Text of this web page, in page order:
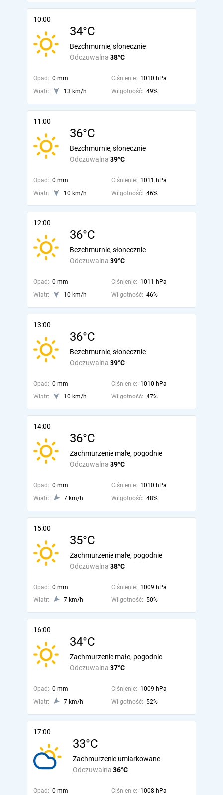
10:00
34°C
Odczuwalna 38°C
Bezchmurnie, słonecznie
Opad: 0 mm Ciśnienie: 1010 hPa
Wiatr:
13 km/h Wilgotność: 49%
11:00
36°C
Odczuwalna 39°C
Bezchmurnie, słonecznie
Opad: 0 mm Ciśnienie: 1011 hPa
Wiatr:
10 km/h Wilgotność: 46%
12:00
36°C
Odczuwalna 39°C
Bezchmurnie, słonecznie
Opad: 0 mm Ciśnienie: 1011 hPa
Wiatr:
10 km/h Wilgotność: 46%
13:00
36°C
Odczuwalna 39°C
Bezchmurnie, słonecznie
Opad: 0 mm Ciśnienie: 1010 hPa
Wiatr:
10 km/h Wilgotność: 47%
14:00
36°C
Odczuwalna 39°C
Zachmurzenie małe, pogodnie
Opad: 0 mm Ciśnienie: 1010 hPa
Wiatr:
7 km/h Wilgotność: 48%
15:00
35°C
Odczuwalna 38°C
Zachmurzenie małe, pogodnie
Opad: 0 mm Ciśnienie: 1009 hPa
Wiatr:
7 km/h Wilgotność: 50%
16:00
34°C
Odczuwalna 37°C
Zachmurzenie małe, pogodnie
Opad: 0 mm Ciśnienie: 1009 hPa
Wiatr:
7 km/h Wilgotność: 52%
17:00
33°C
Odczuwalna 36°C
Zachmurzenie umiarkowane
Opad: 0 mm Ciśnienie: 1008 hPa